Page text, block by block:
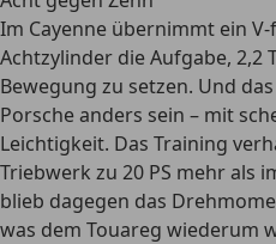
Im Cayenne übernimmt ein
Achtzylinder die Aufgabe, 2,2
Bewegung zu setzen. Und
Porsche anders sein – mit
Leichtigkeit. Das Training
Triebwerk zu 20 PS mehr als
blieb dagegen das
was dem Touareg wiederum